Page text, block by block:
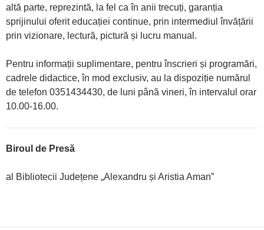
altă parte, reprezintă, la fel ca în anii trecuți, garanția
sprijinului oferit educației continue, prin intermediul învățării
prin vizionare, lectură, pictură și lucru manual.
Pentru informații suplimentare, pentru înscrieri și programări,
cadrele didactice, în mod exclusiv, au la dispoziție numărul
de telefon 0351434430, de luni până vineri, în intervalul orar
10.00-16.00.
Biroul de Presă
al Bibliotecii Județene „Alexandru și Aristia Aman”